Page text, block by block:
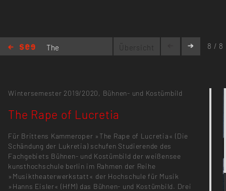
The
Übersicht 8 / 8
Wintersemester 2019/2020, Bühnen- und Kostümbild
The Rape of Lucretia
Für Brittens Kammeroper »The Rape of Lucretia« (Die
Schändung der Lukretia) schufen Studierende des
Fachgebiets Bühnen- und Kostümbild der weißensee
kunsthochschule berlin im Rahmen der Reihe
»Musiktheaterwerkstatt« der Hochschule für Musik
»Hanns Eisler« (HfM) das Bühnen- und Kostümbild. Drei